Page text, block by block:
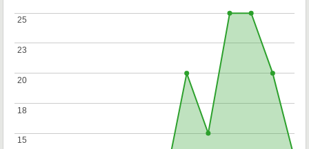
15
15
18
18
20
20
23
23
25
25